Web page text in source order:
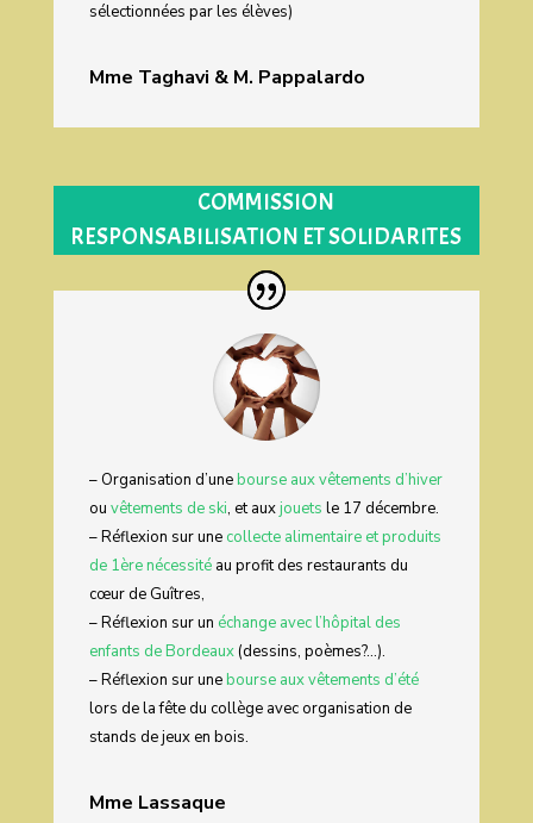
sélectionnées par les élèves)
Mme Taghavi & M. Pappalardo
COMMISSION
RESPONSABILISATION ET SOLIDARITES
– Organisation d’unebourse aux vêtements d’hiver
ou vêtements de ski, et auxjouets le 17 décembre.
– Réflexion sur une collecte alimentaire et produits
de 1ère nécessité au profit des restaurants du
cœur de Guîtres,
– Réflexion sur un échange avec l’hôpital des
enfants de Bordeaux(dessins, poèmes?…).
– Réflexion sur unebourse aux vêtements d’été
lors de la fête du collège avec organisation de
stands de jeux en bois.
Mme Lassaque